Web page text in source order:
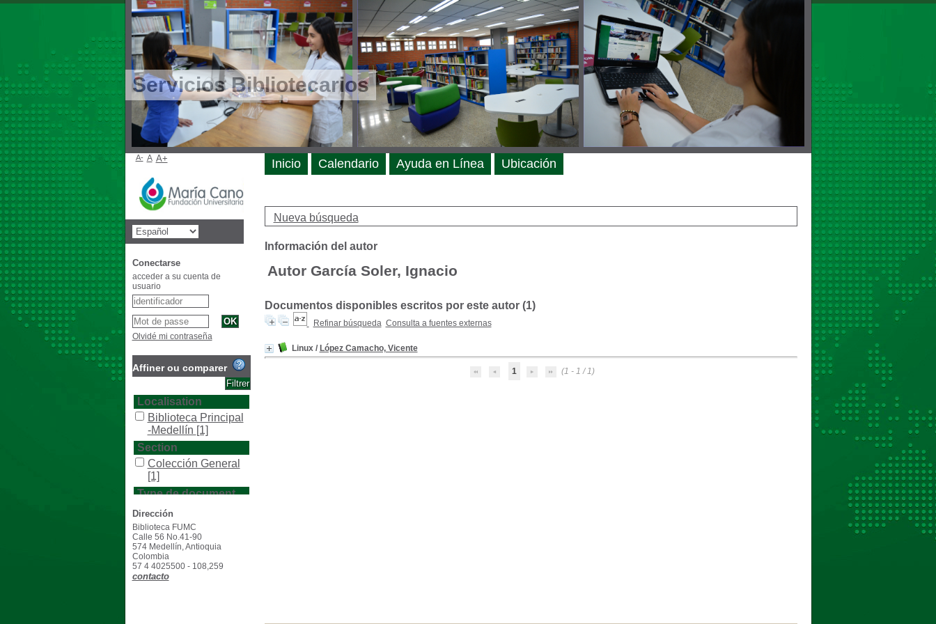
Servicios Bibliotecarios
Nueva búsqueda
Información del autor
Autor García Soler, Ignacio
Documentos disponibles escritos por este autor (1)
Refinar búsqueda Consulta a fuentes externas
Linux/ López Camacho, Vicente
1 (1 - 1 / 1)
Inicio Calendario Ayuda en Línea Ubicación
A- A A+
Conectarse
acceder a su cuenta de
usuario
Olvidé mi contraseña
Affiner ou comparer
Localisation
Biblioteca Principal
-Medellín [1]
Section
Colección General
[1]
Type de document
texto impreso
Dirección
Biblioteca FUMC
Calle 56 No.41-90
574 Medellín, Antioquia
Colombia
57 4 4025500 - 108,259
contacto